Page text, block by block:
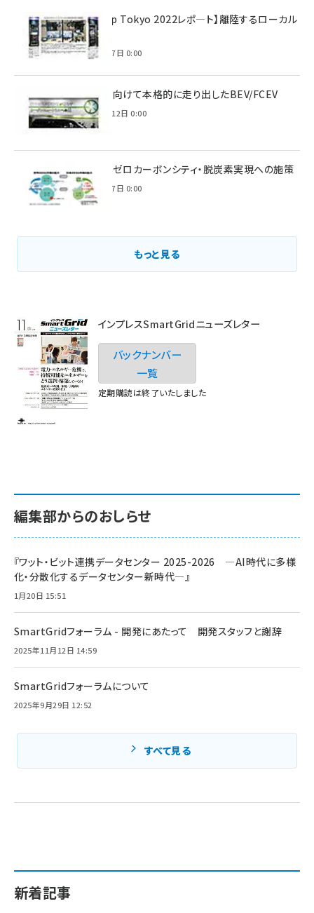
新着記事
【Interop Tokyo 2022レポ—ト】離陸するローカル
5G！
2022年7月7日 0:00
脱炭素に向けて本格的に走り出したBEV/FCEV
2022年6月12日 0:00
環境省のゼロカーボンシティ・脱炭素実現への施策
2021年3月7日 0:00
もっと見る
インプレスSmartGridニューズレター
バックナンバー
一覧
定期購読は終了いたしました
編集部からのおしらせ
『ワット・ビット連携データセンター 2025-2026 ―AI時代に多様
化・分散化するデータセンター新時代―』
1月20日 15:51
SmartGridフォーラム - 開発にあたって 開発スタッフと謝辞
2025年11月12日 14:59
SmartGridフォーラムについて
2025年9月29日 12:52
すべて見る